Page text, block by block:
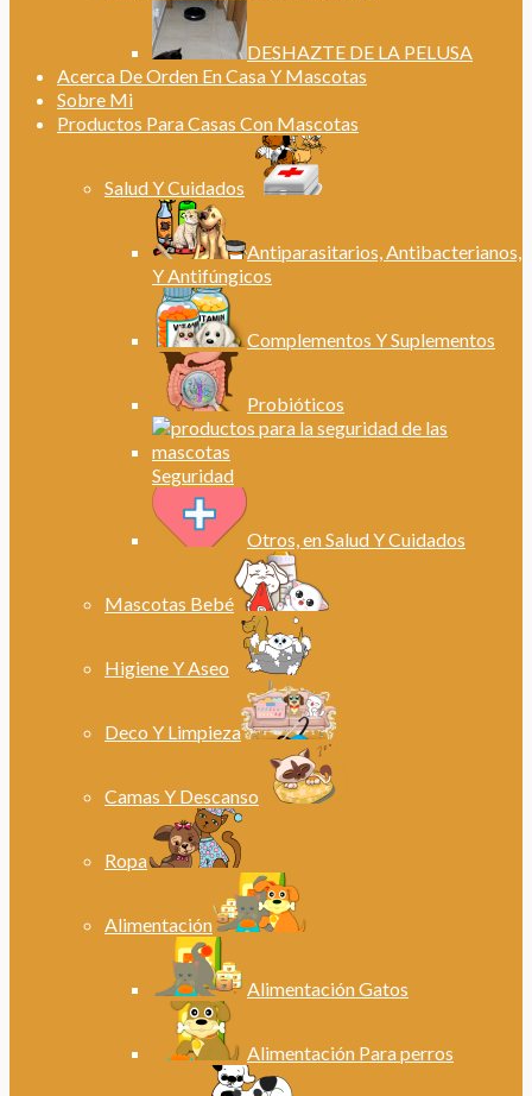
DESHAZTE DE LA PELUSA
Acerca De Orden En Casa Y Mascotas
Sobre Mi
Productos Para Casas Con Mascotas
Salud Y Cuidados
Antiparasitarios, Antibacterianos,
Y Antifúngicos
Complementos Y Suplementos
Probióticos
Seguridad
Otros, en Salud Y Cuidados
Mascotas Bebé
Higiene Y Aseo
Deco Y Limpieza
Camas Y Descanso
Ropa
Alimentación
Alimentación Gatos
Alimentación Para perros